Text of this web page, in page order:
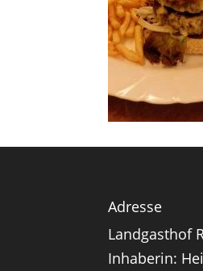
Adresse
Landgasthof
Inhaberin: